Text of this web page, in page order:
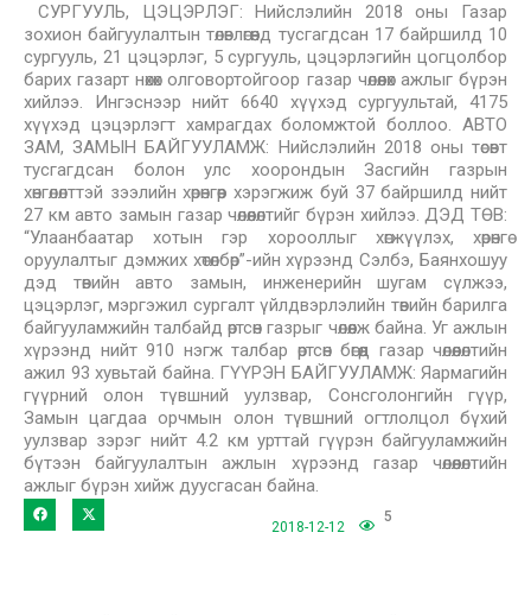
СУРГУУЛЬ, ЦЭЦЭРЛЭГ: Нийслэлийн 2018 оны Газар
зохион байгуулалтын төлөвлөгөөнд тусгагдсан 17 байршилд 10
сургууль, 21 цэцэрлэг, 5 сургууль, цэцэрлэгийн цогцолбор
барих газарт нөхөх олговортойгоор газар чөлөөлөх ажлыг бүрэн
хийлээ. Ингэснээр нийт 6640 хүүхэд сургуультай, 4175
хүүхэд цэцэрлэгт хамрагдах боломжтой боллоо. АВТО
ЗАМ, ЗАМЫН БАЙГУУЛАМЖ: Нийслэлийн 2018 оны төсөвт
тусгагдсан болон улс хоорондын Засгийн газрын
хөнгөлөлттэй зээлийн хөрөнгөөр хэрэгжиж буй 37 байршилд нийт
27 км авто замын газар чөлөөлөлтийг бүрэн хийлээ. ДЭД ТӨВ:
“Улаанбаатар хотын гэр хорооллыг хөгжүүлэх, хөрөнгө
оруулалтыг дэмжих хөтөлбөр”-ийн хүрээнд Сэлбэ, Баянхошуу
дэд төвийн авто замын, инженерийн шугам сүлжээ,
цэцэрлэг, мэргэжил сургалт үйлдвэрлэлийн төвийн барилга
байгууламжийн талбайд өртсөн газрыг чөлөөлж байна. Уг ажлын
хүрээнд нийт 910 нэгж талбар өртсөн бөгөөд газар чөлөөлөлтийн
ажил 93 хувьтай байна. ГҮҮРЭН БАЙГУУЛАМЖ: Яармагийн
гүүрний олон түвшний уулзвар, Сонсголонгийн гүүр,
Замын цагдаа орчмын олон түвшний огтлолцол бүхий
уулзвар зэрэг нийт 4.2 км урттай гүүрэн байгууламжийн
бүтээн байгуулалтын ажлын хүрээнд газар чөлөөлөлтийн
ажлыг бүрэн хийж дуусгасан байна.
2018-12-12
5